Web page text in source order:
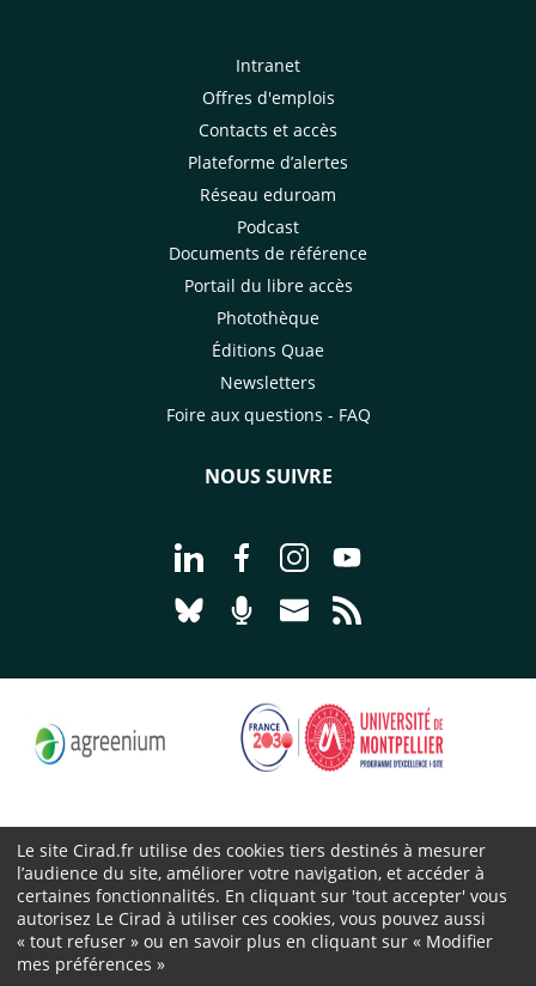
Intranet
Offres d'emplois
Contacts et accès
Plateforme d’alertes
Réseau eduroam
Podcast
Documents de référence
Portail du libre accès
Photothèque
Éditions Quae
Newsletters
Foire aux questions - FAQ
NOUS SUIVRE
Aller à la page Nous suivre sur
Aller à la page Nous suivre sur
Aller à la page Nous
Aller à la page
Aller à la page Nous suivre sur
Aller à la page Nourrir le
Aller à la page Nous
Cirad 2026 ©
Mentions légales
Protection des données personnelles
Le site Cirad.fr utilise des cookies tiers destinés à mesurer
l’audience du site, améliorer votre navigation, et accéder à
certaines fonctionnalités. En cliquant sur 'tout accepter' vous
autorisez Le Cirad à utiliser ces cookies, vous pouvez aussi
« tout refuser » ou en savoir plus en cliquant sur « Modifier
mes préférences »